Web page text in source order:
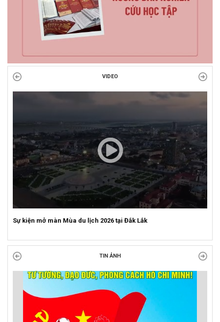
VIDEO
Sự kiện mở màn Mùa du lịch 2026 tại Đắk Lắk
TIN ẢNH